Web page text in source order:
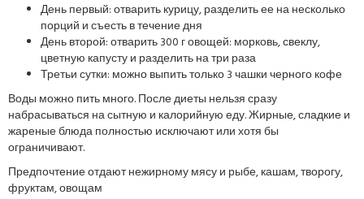
День первый: отварить курицу, разделить ее на несколько
порций и съесть в течение дня
День второй: отварить 300 г овощей: морковь, свеклу,
цветную капусту и разделить на три раза
Третьи сутки: можно выпить только 3 чашки черного кофе
Воды можно пить много. После диеты нельзя сразу
набрасываться на сытную и калорийную еду. Жирные, сладкие и
жареные блюда полностью исключают или хотя бы
ограничивают.
Предпочтение отдают нежирному мясу и рыбе, кашам, творогу,
фруктам, овощам